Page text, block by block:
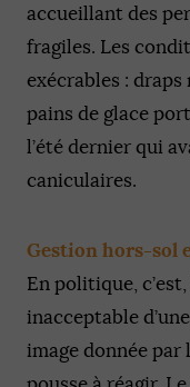
accueillant des
fragiles. Les
exécrables :
pains de glace
l’été dernier qui
caniculaires.
Gestion hors-sol
En politique,
inacceptable
image donnée par